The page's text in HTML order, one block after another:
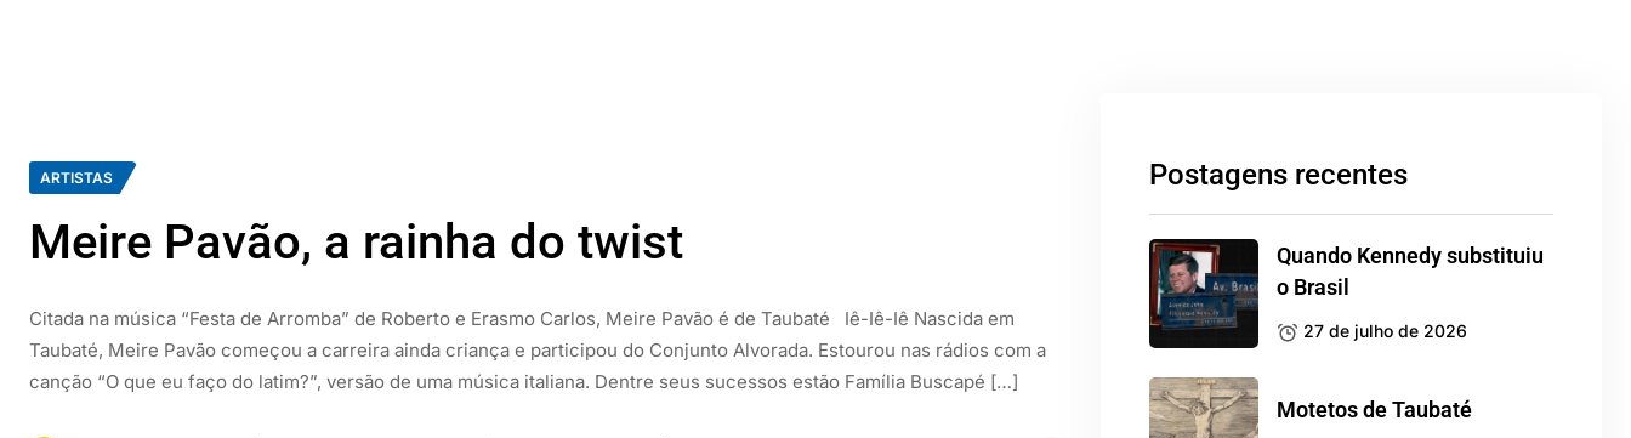
ARTISTAS
Meire Pavão, a rainha do twist
Citada na música “Festa de Arromba” de Roberto e Erasmo Carlos, Meire Pavão é de Taubaté Iê-Iê-Iê Nascida em
Taubaté, Meire Pavão começou a carreira ainda criança e participou do Conjunto Alvorada. Estourou nas rádios com a
canção “O que eu faço do latim?”, versão de uma música italiana. Dentre seus sucessos estão Família Buscapé […]
Postagens recentes
Quando Kennedy substituiu
o Brasil
27 de julho de 2026
Motetos de Taubaté